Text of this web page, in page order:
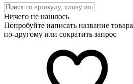
Ничего не нашлось
Попробуйте написать название товара
по-другому или сократить запрос